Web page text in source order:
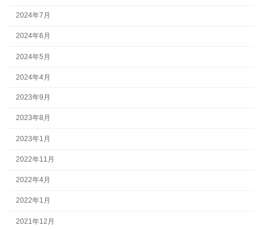
2024年7月
2024年6月
2024年5月
2024年4月
2023年9月
2023年8月
2023年1月
2022年11月
2022年4月
2022年1月
2021年12月